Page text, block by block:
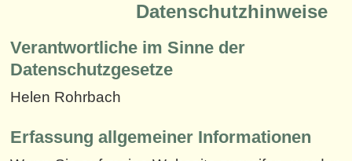
Datenschutzhinweise
Verantwortliche im Sinne der
Datenschutzgesetze
Helen Rohrbach
Erfassung allgemeiner Informationen